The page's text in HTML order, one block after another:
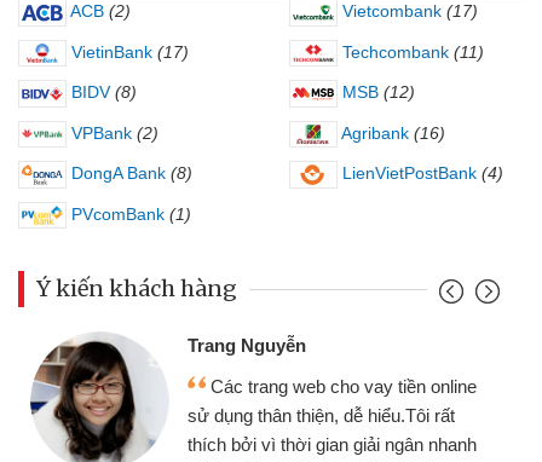
ACB (2) Vietcombank (17)
VietinBank (17) Techcombank (11)
BIDV (8) MSB (12)
VPBank (2) Agribank (16)
DongA Bank (8) LienVietPostBank (4)
PVcomBank (1)
Ý kiến khách hàng
Trang Nguyễn
Các trang web cho vay tiền online
sử dụng thân thiện, dễ hiểu.Tôi rất
thích bởi vì thời gian giải ngân nhanh